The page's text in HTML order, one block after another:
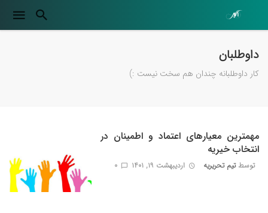
داوطلبان
کار داوطلبانه چندان هم سخت نیست :)
مهمترین معیارهای اعتماد و اطمینان در
انتخاب خیریه
توسطتیم تحریریه اردیبهشت ۱۹, ۱۴۰۱ 0